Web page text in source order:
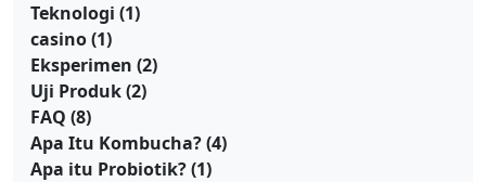
Teknologi (1)
casino(1)
Eksperimen (2)
Uji Produk(2)
FAQ (8)
Apa Itu Kombucha?(4)
Apa itu Probiotik?(1)